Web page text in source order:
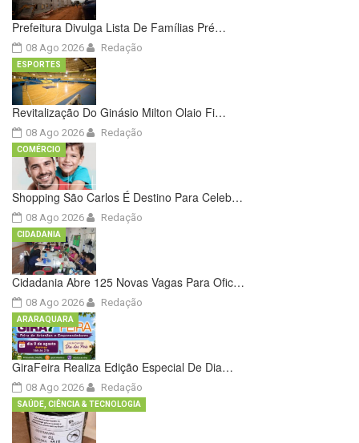
Prefeitura Divulga Lista De Famílias Pré…
08 Ago 2026 Redação
Revitalização Do Ginásio Milton Olaio Fi…
08 Ago 2026
ESPORTES
Redação
Shopping São Carlos É Destino Para Celeb…
08 Ago 2026
COMÉRCIO
Redação
Cidadania Abre 125 Novas Vagas Para Ofic…
08 Ago 2026
CIDADANIA
Redação
GiraFeira Realiza Edição Especial De Dia…
08 Ago 2026
ARARAQUARA
Redação
SAÚDE, CIÊNCIA & TECNOLOGIA